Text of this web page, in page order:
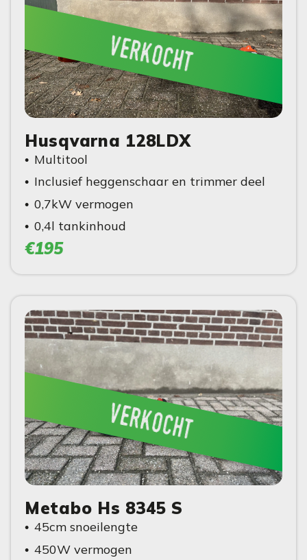
verkocht
Husqvarna 128LDX
Multitool
Inclusief heggenschaar en trimmer deel
0,7kW vermogen
0,4l tankinhoud
€195
verkocht
Metabo Hs 8345 S
45cm snoeilengte
450W vermogen